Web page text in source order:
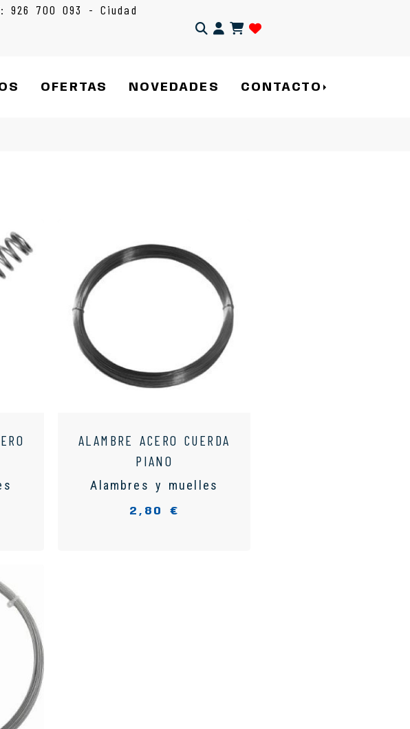
926 700 093 - Ciudad
Identifícate
OFERTAS NOVEDADES CONTACTO
ALAMBRE ACERO CUERDA
PIANO
Alambres y muelles
2,80 €